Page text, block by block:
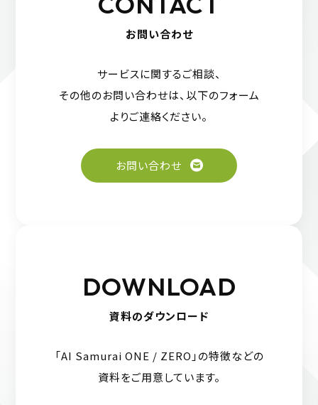
お問い合わせ
サービスに関するご相談、
その他のお問い合わせは、 以下のフォーム
よりご連絡ください。
お問い合わせ
DOWNLOAD
資料のダウンロード
「AI Samurai ONE / ZERO」の特徴などの
資料をご用意しています。